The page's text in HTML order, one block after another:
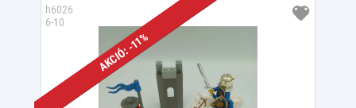
AKCIÓ: -11%
h6026
6-10